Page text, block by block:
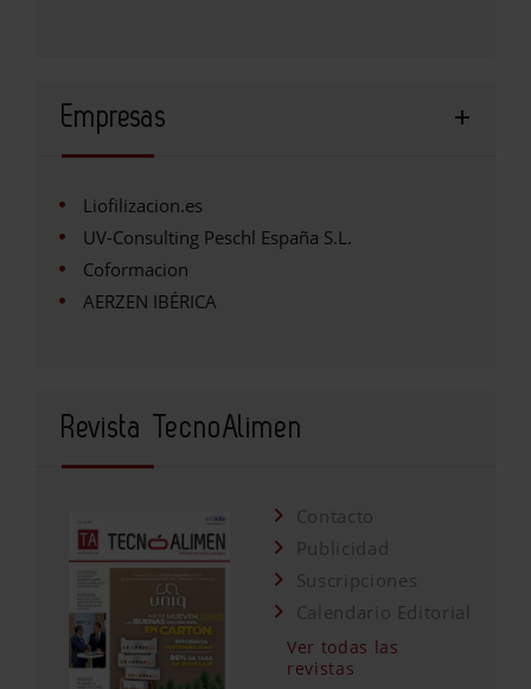
Empresas
Liofilizacion.es
UV-Consulting Peschl España S.L.
Coformacion
AERZEN IBÉRICA
Revista TecnoAlimen
Contacto
Publicidad
Suscripciones
Calendario Editorial
Ver todas las
revistas